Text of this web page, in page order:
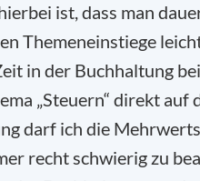
ist, dass man
Themeneinstiege
in der Buchhaltung
„Steuern“ direkt
darf ich die
recht schwierig zu